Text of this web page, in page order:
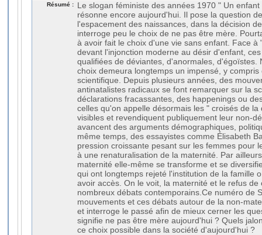
Résumé :
Le slogan féministe des années 1970 " Un
résonne encore aujourd'hui. Il pose la question
l'espacement des naissances, dans la décision
interroge peu le choix de ne pas être mère.
à avoir fait le choix d'une vie sans enfant. Face à
devant l'injonction moderne au désir d'enfant,
qualifiées de déviantes, d'anormales, d'égoïstes.
choix demeura longtemps un impensé, y
scientifique. Depuis plusieurs années, des
antinatalistes radicaux se font remarquer sur la
déclarations fracassantes, des happenings ou
celles qu'on appelle désormais les " croisés de la
visibles et revendiquent publiquement leur non-
avancent des arguments démographiques,
même temps, des essayistes comme Élisabeth
pression croissante pesant sur les femmes pour
à une renaturalisation de la maternité. Par
maternité elle-même se transforme et se
qui ont longtemps rejeté l'institution de la famille
avoir accès. On le voit, la maternité et le refus
nombreux débats contemporains.Ce numéro de
mouvements et ces débats autour de la non-
et interroge le passé afin de mieux cerner les
signifie ne pas être mère aujourd'hui ? Quels
ce choix possible dans la société d'aujourd'hui ?